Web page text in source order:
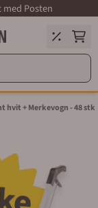
med Posten
hvit + Merkevogn - 48 stk